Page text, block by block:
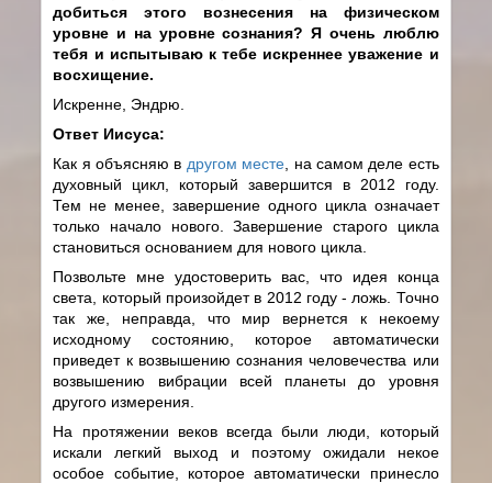
добиться этого вознесения на физическом
уровне и на уровне сознания? Я очень люблю
тебя и испытываю к тебе искреннее уважение и
восхищение.
Искренне, Эндрю.
Ответ Иисуса:
Как я объясняю в другом месте , на самом деле есть
духовный цикл, который завершится в 2012 году.
Тем не менее, завершение одного цикла означает
только начало нового. Завершение старого цикла
становиться основанием для нового цикла.
Позвольте мне удостоверить вас, что идея конца
света, который произойдет в 2012 году - ложь. Точно
так же, неправда, что мир вернется к некоему
исходному состоянию, которое автоматически
приведет к возвышению сознания человечества или
возвышению вибрации всей планеты до уровня
другого измерения.
На протяжении веков всегда были люди, который
искали легкий выход и поэтому ожидали некое
особое событие, которое автоматически принесло